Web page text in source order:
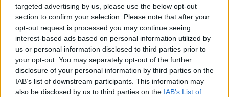
targeted advertising by us, please use the below opt-out
section to confirm your selection. Please note that after your
opt-out request is processed you may continue seeing
interest-based ads based on personal information utilized by
us or personal information disclosed to third parties prior to
your opt-out. You may separately opt-out of the further
disclosure of your personal information by third parties on the
IAB’s list of downstream participants. This information may
also be disclosed by us to third parties on the IAB’s List of
Portfolio
2013. április 03. 13:22
A február közepén elfogadott uniós pénzügyi
tranzakciós adó 4 milliárd fontjába kerülhet a brit
államnak. A brit államadósság finanszírozási
költsége ugyanis a kötvényhozamok várható